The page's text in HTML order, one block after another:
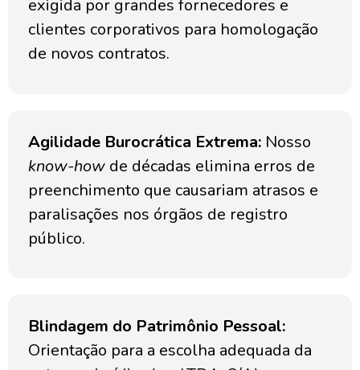
exigida por grandes fornecedores e
clientes corporativos para homologação
de novos contratos.
Agilidade Burocrática Extrema: Nosso
know-how de décadas elimina erros de
preenchimento que causariam atrasos e
paralisações nos órgãos de registro
público.
Blindagem do Patrimônio Pessoal:
Orientação para a escolha adequada da